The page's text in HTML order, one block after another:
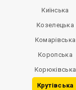
Киїнська
Козелецька
Комарівська
Коропська
Корюківська
Крутівська